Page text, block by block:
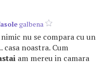
galbena
nu se compara cu un
casa noastra. Cum
am mereu in camara